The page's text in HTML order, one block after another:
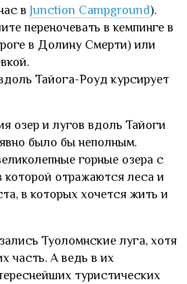
в Junction Campground).
переночевать в кемпинге в
в Долину Смерти) или
Тайога-Роуд курсирует
озер и лугов вдоль Тайоги
было бы неполным.
горные озера с
которой отражаются леса и
в которых хочется жить и
Туоломнские луга, хотя
часть. А ведь в их
туристических